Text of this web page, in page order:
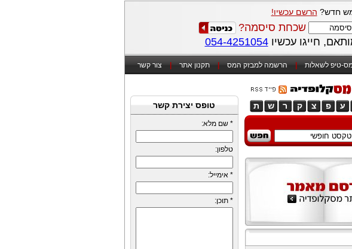
חדש? הרשם עכשיו!
שכחת סיסמה?
חייגו עכשיו054-4251054
טיפ לשאלות הרשמה למבזק המס תקנון אתר צור קשר
טופס יצירת קשר
* שם מלא:
טלפון:
* אימייל:
* תוכן:
ע פ צ ק ר ש ת